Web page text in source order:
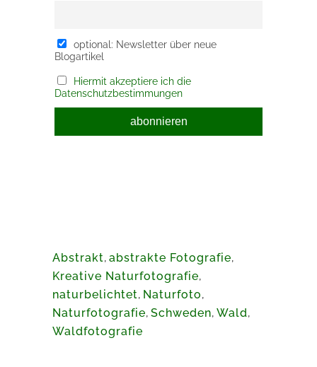
optional: Newsletter über neue
Blogartikel
Hiermit akzeptiere ich die
Datenschutzbestimmungen
Abstrakt, abstrakte Fotografie,
Kreative Naturfotografie,
naturbelichtet, Naturfoto,
Naturfotografie, Schweden, Wald,
Waldfotografie